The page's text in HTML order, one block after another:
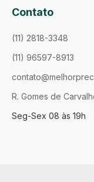
Contato
(11) 2818-3348
(11) 96597-8913
R. Gomes de
Seg-Sex 08 às 19h